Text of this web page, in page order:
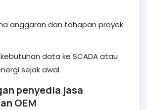
anggaran dan tahapan proyek
data ke SCADA atau
sejak awal.
penyedia jasa
OEM